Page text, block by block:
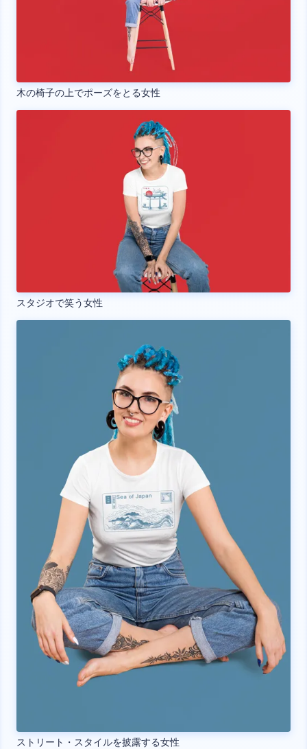
木の椅子の上でポーズをとる女性
スタジオで笑う女性
ストリート・スタイルを披露する女性